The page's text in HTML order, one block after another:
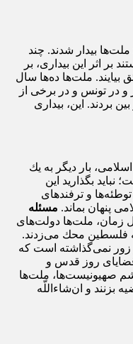
بیدار شدند. چند
اثر این بیدارى، بر
بیایند. ملت‌ها ده‌ها سال
و در تونس و در برخى از
بردند. این، بیدارى
بار دیگر به یك
بگذارید این
و ترفندهاى
پنهان بماند. مسئله‌
زمان، ملت‌ها دولت‌هاى
فلسطین محك می‌زدند.
و زور نمی‌گذاشته است كه
روز قدس و
صهیونیست‌ها، ملت‌ها
بزنند و ان‌شاءاللّه